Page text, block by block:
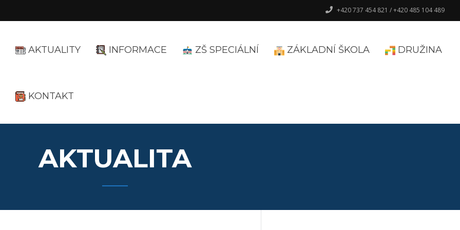
+420 737 454 821 / +420 485 104 489
AKTUALITY INFORMACE ZŠ SPECIÁLNÍ ZÁKLADNÍ ŠKOLA DRUŽINA
KONTAKT
AKTUALITA